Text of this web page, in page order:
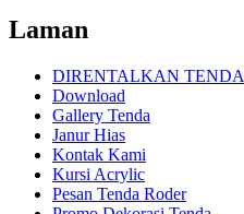
Laman
DIRENTALKAN TENDA
Download
Gallery Tenda
Janur Hias
Kontak Kami
Kursi Acrylic
Pesan Tenda Roder